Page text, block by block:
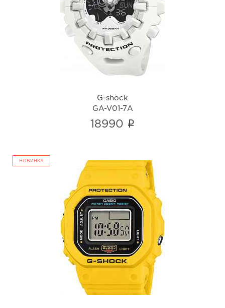
G-shock
GA-V01-7A
i
G-shock
GA-V01-7A
18990 i
НОВИНКА
G-shock
DWN-5600-9
i